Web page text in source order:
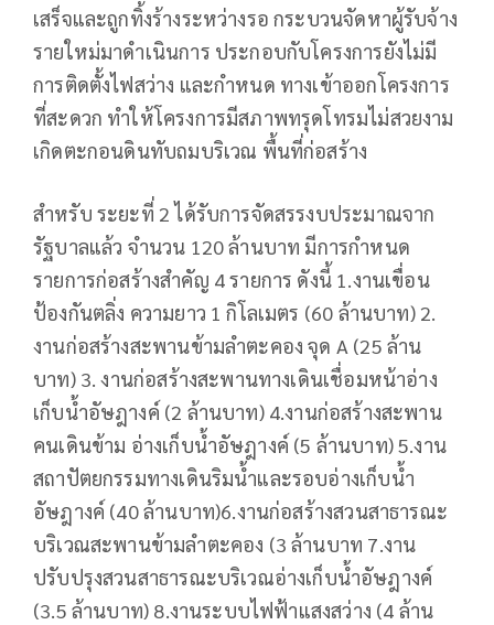
เสร็จและถูกทิ้งร้างระหว่างรอ กระบวนจัดหาผู้รับจ้าง
รายใหม่มาดำเนินการ ประกอบกับโครงการยังไม่มี
การติดตั้งไฟสว่าง และกำหนด ทางเข้าออกโครงการ
ที่สะดวก ทำให้โครงการมีสภาพทรุดโทรมไม่สวยงาม
เกิดตะกอนดินทับถมบริเวณ พื้นที่ก่อสร้าง
สำหรับ ระยะที่ 2 ได้รับการจัดสรรงบประมาณจาก
รัฐบาลแล้ว จำนวน 120 ล้านบาท มีการกำหนด
รายการก่อสร้างสำคัญ 4 รายการ ดังนี้ 1.งานเขื่อน
ป้องกันตลิ่ง ความยาว 1 กิโลเมตร (60 ล้านบาท) 2.
งานก่อสร้างสะพานข้ามลำตะคอง จุด A (25 ล้าน
บาท) 3. งานก่อสร้างสะพานทางเดินเชื่อมหน้าอ่าง
เก็บน้ำอัษฎางค์ (2 ล้านบาท) 4.งานก่อสร้างสะพาน
คนเดินข้าม อ่างเก็บน้ำอัษฎางค์ (5 ล้านบาท) 5.งาน
สถาปัตยกรรมทางเดินริมน้ำและรอบอ่างเก็บน้ำ
อัษฎางค์ (40 ล้านบาท)6.งานก่อสร้างสวนสาธารณะ
บริเวณสะพานข้ามลำตะคอง (3 ล้านบาท 7.งาน
ปรับปรุงสวนสาธารณะบริเวณอ่างเก็บน้ำอัษฎางค์
(3.5 ล้านบาท) 8.งานระบบไฟฟ้าแสงสว่าง (4 ล้าน